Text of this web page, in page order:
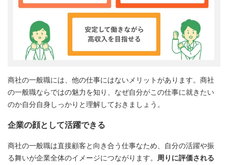
商社の一般職には、他の仕事にはないメリットがあります。商社
の一般職ならではの魅力を知り、なぜ自分がこの仕事に就きたい
のか自分自身しっかりと理解しておきましょう。
企業の顔として活躍できる
商社の一般職は直接顧客と向き合う仕事なため、自分の活躍や振
る舞いが企業全体のイメージにつながります。 周りに評価される